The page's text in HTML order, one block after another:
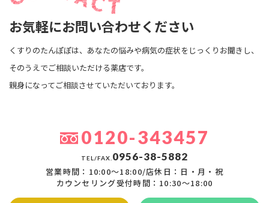
お気軽にお問い合わせください
くすりのたんぽぽは、あなたの悩みや病気の症状をじっくりお聞きし、
そのうえでご相談いただける薬店です。
親身になってご相談させていただいております。
0120-343457
TEL/FAX. 0956-38-5882
営業時間：10:00〜18:00/店休日：日・月・祝
カウンセリング受付時間：10:30〜18:00